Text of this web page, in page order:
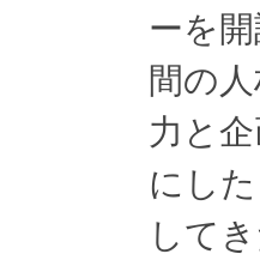
ーを
間の
力と
にし
して